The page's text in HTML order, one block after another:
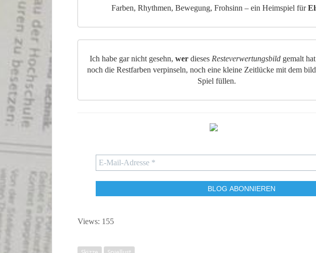
Farben, Rhythmen, Bewegung, Frohsinn – ein Heimspiel für
Ich habe gar nicht gesehn, wer dieses Resteverwertungsbild gemalt
noch die Restfarben verpinseln, noch eine kleine Zeitlücke mit dem
Spiel füllen.
Views: 155